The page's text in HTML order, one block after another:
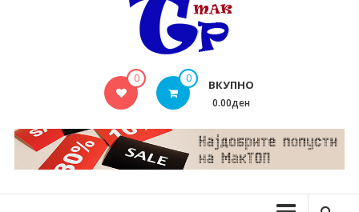
MAKTOP.MK
0 0 ВКУПНО
0.00ден